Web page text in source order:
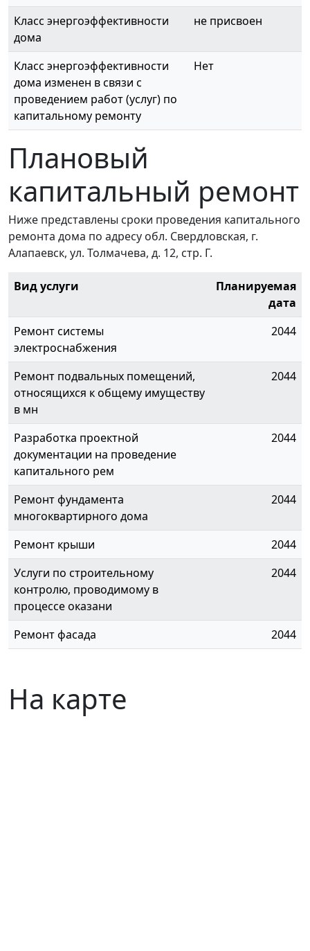
Класс энергоэффективности
дома
не присвоен
Класс энергоэффективности
дома изменен в связи с
проведением работ (услуг) по
капитальному ремонту
Нет
Плановый
капитальный ремонт
Ниже представлены сроки проведения капитального
ремонта дома по адресу обл. Свердловская, г.
Алапаевск, ул. Толмачева, д. 12, стр. Г.
Вид услуги
Планируемая
дата
Ремонт системы
электроснабжения
2044
Ремонт подвальных помещений,
относящихся к общему имуществу
в мн
2044
Разработка проектной
документации на проведение
капитального рем
2044
Ремонт фундамента
многоквартирного дома
2044
Ремонт крыши
2044
Услуги по строительному
контролю, проводимому в
процессе оказани
2044
Ремонт фасада 2044
На карте